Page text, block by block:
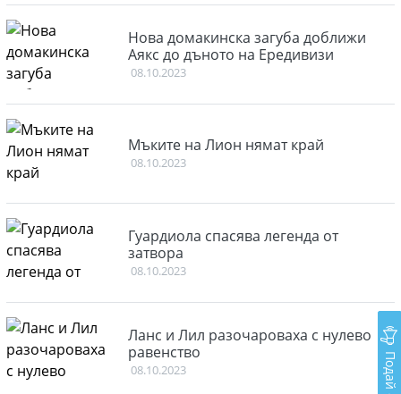
Нова домакинска загуба доближи
Аякс до дъното на Ередивизи
08.10.2023
Мъките на Лион нямат край
08.10.2023
Гуардиола спасява легенда от
затвора
08.10.2023
Ланс и Лил разочароваха с нулево
равенство
08.10.2023